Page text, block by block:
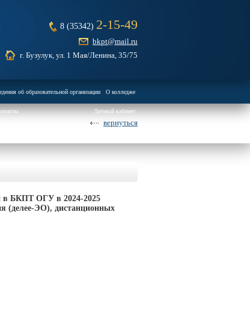
8 (35342) 2-15-49
bkpt@mail.ru
г. Бузулук, ул. 1 Мая/Ленина, 35/75
об образовательной организации О колледже
Личный кабинет
вернуться
в БКПТ ОГУ в 2024-2025
(делее-ЭО), дистанционных